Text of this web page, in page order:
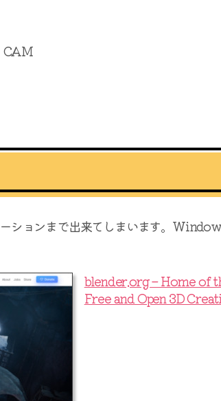
CAM
ションまで出来てしまいます。
blender.org – Home of
Free and Open 3D